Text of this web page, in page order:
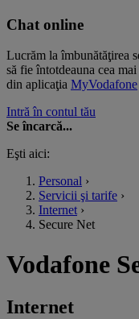
Chat online
Lucrăm la îmbunătăţirea
să fie întotdeauna cea
din aplicaţia MyVodafone
Intră în contul tău
Se încarcă...
Eşti aici:
Personal ›
Servicii şi tarife ›
Internet›
Secure Net
Vodafone
Internet